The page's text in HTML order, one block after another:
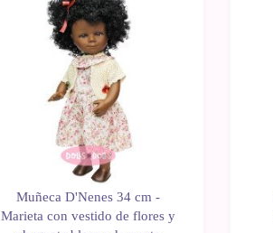
Muñeca D'Nenes 34 cm -
Marieta con vestido de flores y